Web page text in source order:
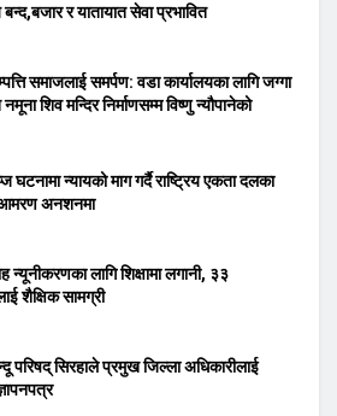
बन्द,बजार र यातायात सेवा प्रभावित
समाजलाई समर्पण: वडा कार्यालयका लागि जग्गा
शिव मन्दिर निर्माणसम्म विष्णु न्यौपानेको
घटनामा न्यायको माग गर्दै राष्ट्रिय एकता दलका
अनशनमा
न्यूनीकरणका लागि शिक्षामा लगानी, ३३
शैक्षिक सामग्री
परिषद् सिरहाले प्रमुख जिल्ला अधिकारीलाई